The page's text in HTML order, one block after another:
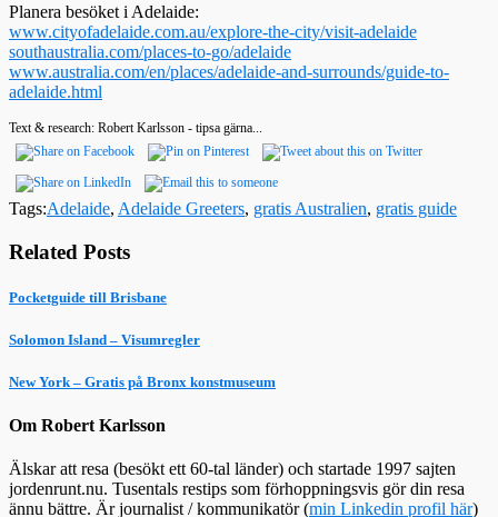
Planera besöket i Adelaide:
www.cityofadelaide.com.au/explore-the-city/visit-adelaide
southaustralia.com/places-to-go/adelaide
www.australia.com/en/places/adelaide-and-surrounds/guide-to-
adelaide.html
Text & research: Robert Karlsson - tipsa gärna...
Tags:Adelaide, Adelaide Greeters, gratis Australien, gratis guide
Related Posts
Pocketguide till Brisbane
Solomon Island – Visumregler
New York – Gratis på Bronx konstmuseum
Om Robert Karlsson
Älskar att resa (besökt ett 60-tal länder) och startade 1997 sajten
jordenrunt.nu. Tusentals restips som förhoppningsvis gör din resa
ännu bättre. Är journalist / kommunikatör (min Linkedin profil här)